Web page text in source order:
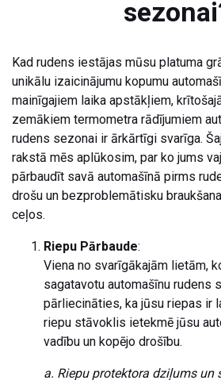
Kad rudens iestājas mūsu platuma
unikālu izaicinājumu kopumu
mainīgajiem laika apstākļiem,
zemākiem termometra rādījumiem
rudens sezonai ir ārkārtīgi svarīga.
rakstā mēs aplūkosim, par ko jums
pārbaudīt savā automašīnā pirms
drošu un bezproblemātisku
ceļos.
Riepu Pārbaude:
Viena no svarīgākajām lietām,
sagatavotu automašīnu rudens
pārliecināties, ka jūsu riepas ir
riepu stāvoklis ietekmē jūsu
vadību un kopējo drošību.
a. Riepu protektora dziļums un